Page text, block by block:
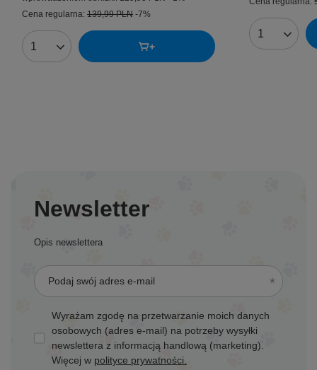
Cena regularna: 139,99 PLN -7%
Ilość produktów
Ilość
Newsletter
Opis newslettera
Podaj swój adres e-mail
Wyrażam zgodę na przetwarzanie moich danych
osobowych (adres e-mail) na potrzeby wysyłki
newslettera z informacją handlową (marketing).
Więcej w polityce prywatności.